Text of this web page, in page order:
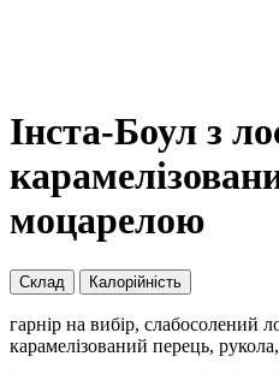
Інста-Боул з
моцарелою
Склад Калорійність
гарнір на вибір, слабосолений
карамелізований перець,